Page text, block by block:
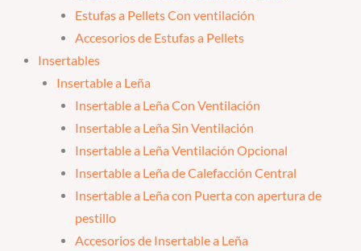
Estufas a Pellets Con ventilación
Accesorios de Estufas a Pellets
Insertables
Insertable a Leña
Insertable a Leña Con Ventilación
Insertable a Leña Sin Ventilación
Insertable a Leña Ventilación Opcional
Insertable a Leña de Calefacción Central
Insertable a Leña con Puerta con apertura de
pestillo
Accesorios de Insertable a Leña